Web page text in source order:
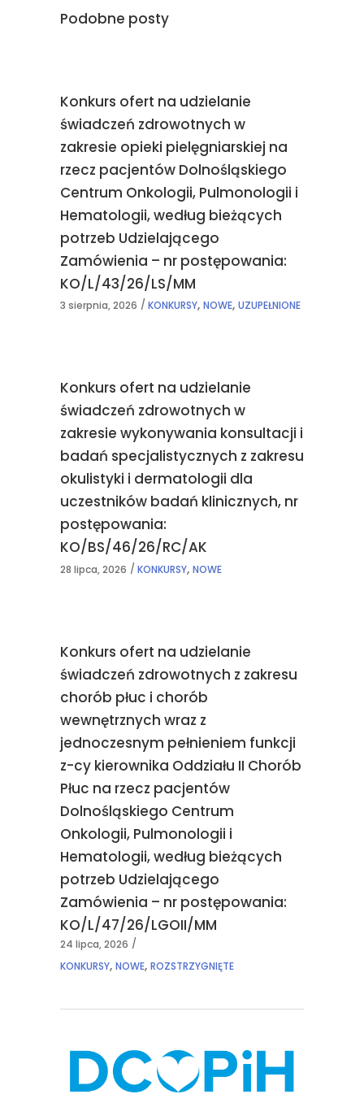
Podobne posty
Konkurs ofert na udzielanie
świadczeń zdrowotnych w
zakresie opieki pielęgniarskiej na
rzecz pacjentów Dolnośląskiego
Centrum Onkologii, Pulmonologii i
Hematologii, według bieżących
potrzeb Udzielającego
Zamówienia – nr postępowania:
KO/L/43/26/LS/MM
3 sierpnia, 2026 KONKURSY, NOWE, UZUPEŁNIONE
Konkurs ofert na udzielanie
świadczeń zdrowotnych w
zakresie wykonywania konsultacji i
badań specjalistycznych z zakresu
okulistyki i dermatologii dla
uczestników badań klinicznych, nr
postępowania:
KO/BS/46/26/RC/AK
28 lipca, 2026 KONKURSY, NOWE
Konkurs ofert na udzielanie
świadczeń zdrowotnych z zakresu
chorób płuc i chorób
wewnętrznych wraz z
jednoczesnym pełnieniem funkcji
z-cy kierownika Oddziału II Chorób
Płuc na rzecz pacjentów
Dolnośląskiego Centrum
Onkologii, Pulmonologii i
Hematologii, według bieżących
potrzeb Udzielającego
Zamówienia – nr postępowania:
KO/L/47/26/LGOII/MM
24 lipca, 2026
KONKURSY, NOWE, ROZSTRZYGNIĘTE